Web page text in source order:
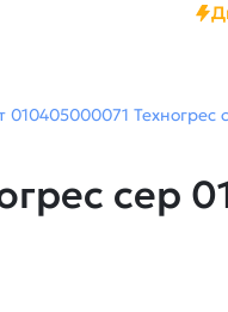
010405000071
сер